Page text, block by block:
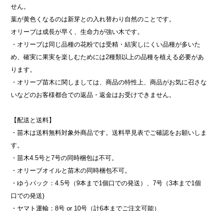
せん。
葉が黄色くなるのは新芽との入れ替わり自然のことです。
オリーブは成長が早く、生命力が強い木です。
・オリーブは同じ品種の花粉では受精・結実しにくい品種が多いた
め、確実に果実を楽しむためには2種類以上の品種を植える必要があ
ります。
・オリーブ苗木に関しましては、商品の特性上、商品がお気に召さな
いなどのお客様都合での返品・返金はお受けできません。
【配送と送料】
・苗木は送料無料対象外商品です。送料早見表でご確認をお願いしま
す。
・苗木4.5号と7号の同時梱包は不可。
・オリーブオイルと苗木の同時梱包不可。
・ゆうパック：4.5号（9本まで1個口での発送）、7号（3本まで1個
口での発送)
・ヤマト運輸：8号 or 10号（計6本までご注文可能）